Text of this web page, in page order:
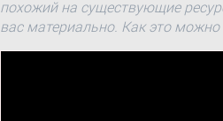
похожий на существующие
вас материально. Как это можно